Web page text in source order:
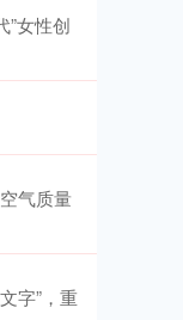
”女性创
气质量
字”，重